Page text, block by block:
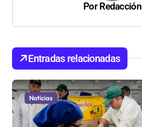
ó
e
e
n
PorRedacción
Entradas relacionadas
Noticias